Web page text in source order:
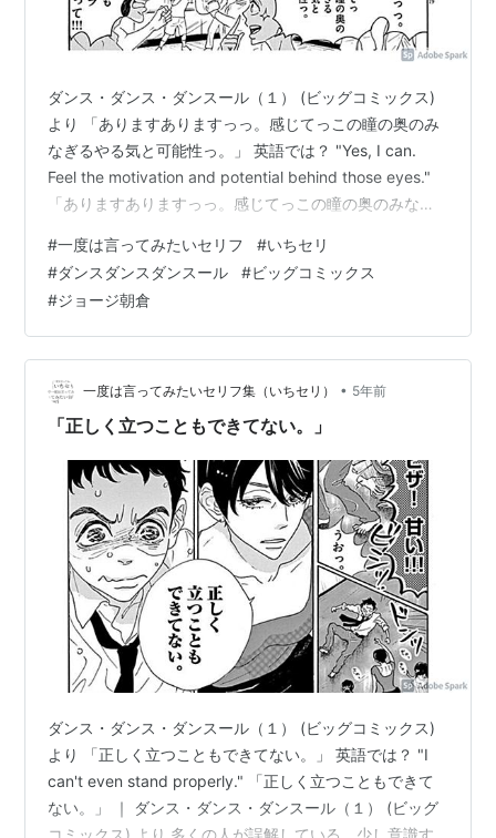
ダンス・ダンス・ダンスール（１） (ビッグコミックス)
より 「ありますありますっっ。感じてっこの瞳の奥のみ
なぎるやる気と可能性っ。」 英語では？ "Yes, I can.
Feel the motivation and potential behind those eyes."
「ありますありますっっ。感じてっこの瞳の奥のみなぎ
（１） (ビッグコミックス) より 瞳の奥をのぞかせて！
が、眼精疲労？！ 主人公・村尾潤平は中学二年生。幼い
頃にバレエに魅了されるも、父の死をきっかけに「男ら
しくならねば」とその道を諦める。バレエへの未練を隠
しな…
#一度は言ってみたいセリフ #いちセリ
#ダンスダンスダンスール #ビッグコミックス
#ジョージ朝倉
一度は言ってみたいセリフ集（いちセリ） • 5年前
「正しく立つこともできてない。」
ダンス・ダンス・ダンスール（１） (ビッグコミックス)
より 「正しく立つこともできてない。」 英語では？ "I
can't even stand properly." 「正しく立つこともできて
ない。」 ｜ ダンス・ダンス・ダンスール（１） (ビッグ
コミックス) より 多くの人が誤解している。少し意識す